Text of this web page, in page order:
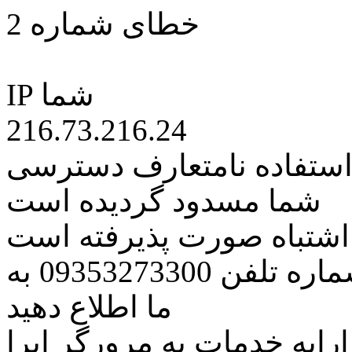
خطای شماره 2
IP شما
216.73.216.24
نامتعارف دسترسی
شما مسدود گردیده است
اشتباه صورت پذیرفته است
مراتب این مسئله را از طریق شماره تلفن 09353273300 به
ما اطلاع دهید
خدمات به مرورگر اپرا